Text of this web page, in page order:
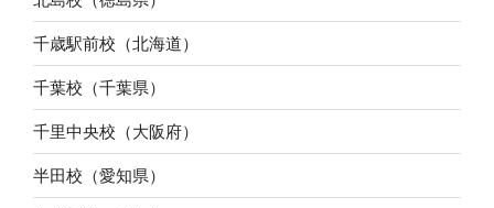
千歳駅前校（北海道）
千葉校（千葉県）
千里中央校（大阪府）
半田校（愛知県）